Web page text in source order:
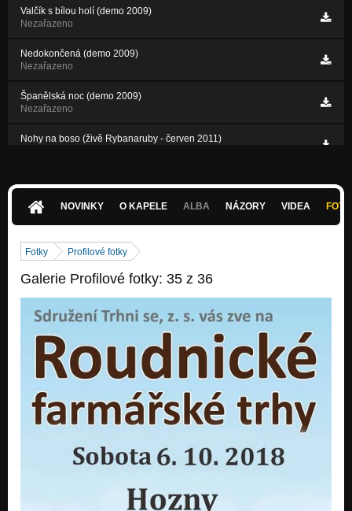
Valčík s bílou holí (demo 2009)
Nezařazeno
Nedokončená (demo 2009)
Nezařazeno
Španělská noc (demo 2009)
Nezařazeno
Nohy na boso (živě Rybanaruby - červen 2011)
NOVINKY O KAPELE ALBA NÁZORY VIDEA
Fotky Profilové fotky
Galerie Profilové fotky: 35 z 36